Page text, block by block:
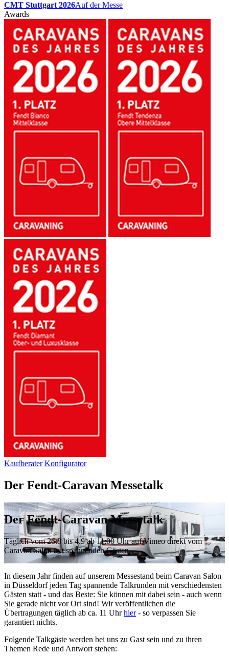
CMT Stuttgart 2026Auf der Messe
Awards
Kaufberater Konfigurator
Der Fendt-Caravan Messetalk
Der Fendt-Caravan Messetalk
Täglich vom 26.8 bis 4.9 ab 11:00 Uhr auf Vimeo direkt vom
Caravan Salon mit spannenden Gästen
In diesem Jahr finden auf unserem Messestand beim Caravan Salon
in Düsseldorf jeden Tag spannende Talkrunden mit verschiedensten
Gästen statt - und das Beste: Sie können mit dabei sein - auch wenn
Sie gerade nicht vor Ort sind! Wir veröffentlichen die
Übertragungen täglich ab ca. 11 Uhrhier- so verpassen Sie
garantiert nichts.
Folgende Talkgäste werden bei uns zu Gast sein und zu ihren
Themen Rede und Antwort stehen: